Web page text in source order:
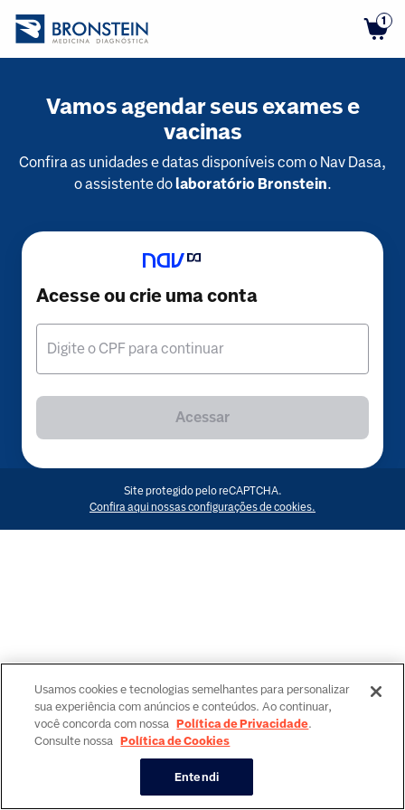
1
Vamos agendar seus exames e
vacinas
Confira as unidades e datas disponíveis com o Nav Dasa,
o assistente dolaboratório Bronstein.
Acesse ou crie uma conta
Digite o CPF para continuar
Acessar
Site protegido pelo reCAPTCHA.
Confira aqui nossas configurações de cookies.
Usamos cookies e tecnologias semelhantes para personalizar
sua experiência com anúncios e conteúdos. Ao continuar,
você concorda com nossa Política de Privacidade.
Consulte nossa Política de Cookies
Entendi